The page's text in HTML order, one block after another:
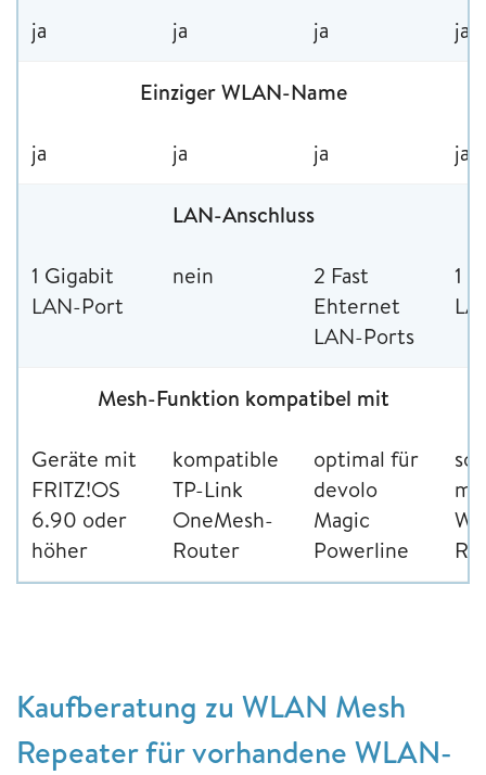
ja ja ja ja
Einziger WLAN-Name
ja ja ja ja
LAN-Anschluss
1 Gigabit
LAN-Port
nein
2 Fast
Ehternet
LAN-Ports
1
Mesh-Funktion kompatibel mit
Geräte mit
FRITZ!OS
6.90 oder
höher
kompatible
TP-Link
OneMesh-
Router
optimal für
devolo
Magic
Powerline
so
Kaufberatung zu WLAN Mesh
Repeater für vorhandene WLAN-